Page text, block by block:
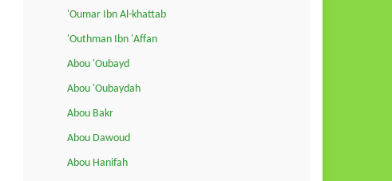
'Oumar Ibn Al-khattab
'Outhman Ibn 'Affan
Abou 'Oubayd
Abou 'Oubaydah
Abou Bakr
Abou Dawoud
Abou Hanifah